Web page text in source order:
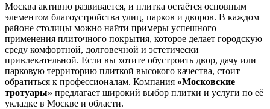
Москва активно развивается, и плитка остаётся основным
элементом благоустройства улиц, парков и дворов. В каждом
районе столицы можно найти примеры успешного
применения плиточного покрытия, которое делает городскую
среду комфортной, долговечной и эстетически
привлекательной. Если вы хотите обустроить двор, дачу или
парковую территорию плиткой высокого качества, стоит
обратиться к профессионалам. Компания «Московские
тротуары» предлагает широкий выбор плитки и услуги по её
укладке в Москве и области.